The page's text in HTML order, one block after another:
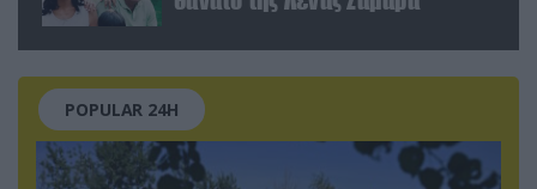
POPULAR 24H